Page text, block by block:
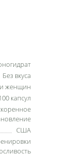
Без вкуса
женщин
капсул
США